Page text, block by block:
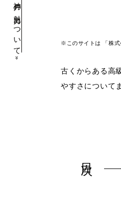
神戸の魅力について
»
※このサイトは 「株式
古くからある高
やすさについて